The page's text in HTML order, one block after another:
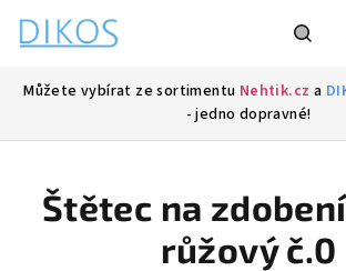
obsah
Můžete vybírat ze sortimentu Nehtik.cz a
- jedno dopravné!
Štětec na
růžový č.0